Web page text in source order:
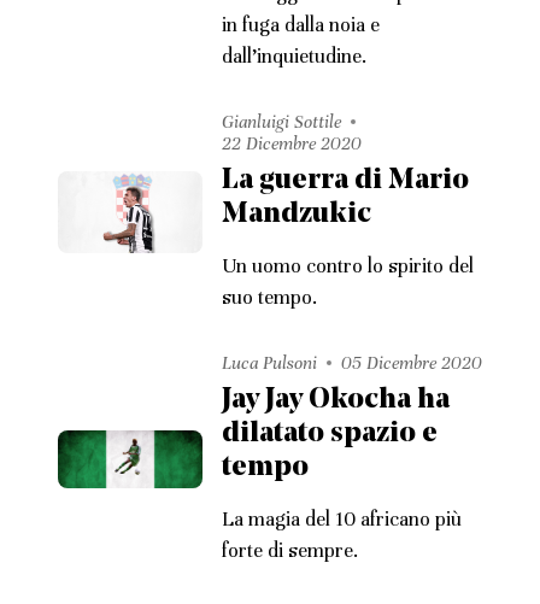
in fuga dalla noia e
dall’inquietudine.
Gianluigi Sottile
22 Dicembre 2020
La guerra di Mario
Mandzukic
Un uomo contro lo spirito del
suo tempo.
Luca Pulsoni 05 Dicembre 2020
Jay Jay Okocha ha
dilatato spazio e
tempo
La magia del 10 africano più
forte di sempre.